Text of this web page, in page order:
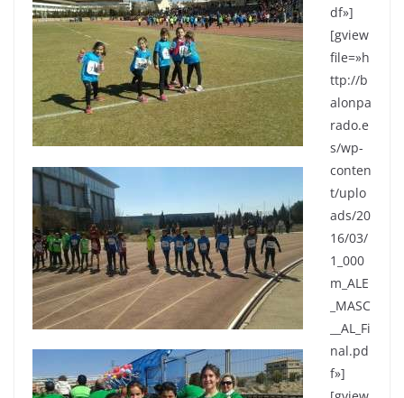
df»]
[gview
file=»h
ttp://b
alonpa
rado.e
s/wp-
conten
t/uplo
ads/20
16/03/
1_000
m_ALE
_MASC
__AL_Fi
nal.pd
f»]